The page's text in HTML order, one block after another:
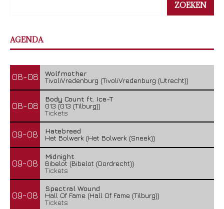
ZOEKEN
AGENDA
08-08
Wolfmother
TivoliVredenburg (TivoliVredenburg (Utrecht))
08-08
Body Count ft. Ice-T
013 (013 (Tilburg))
Tickets
09-08
Hatebreed
Het Bolwerk (Het Bolwerk (Sneek))
09-08
Midnight
Bibelot (Bibelot (Dordrecht))
Tickets
09-08
Spectral Wound
Hall Of Fame (Hall Of Fame (Tilburg))
Tickets